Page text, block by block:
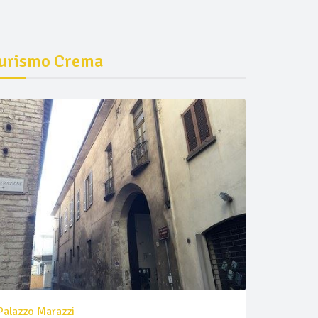
Crema
Marazzi